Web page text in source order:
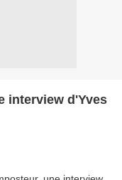
interview d'Yves